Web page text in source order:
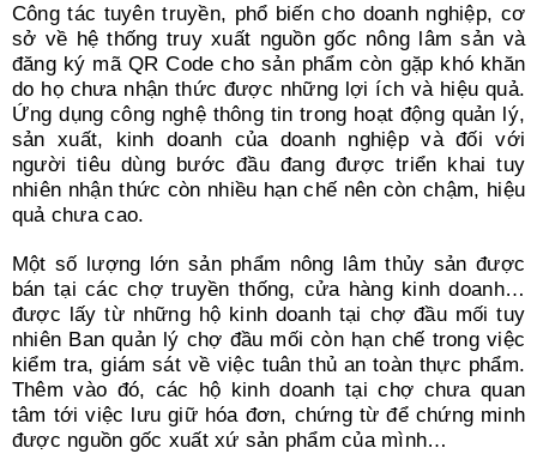
Công tác tuyên truyền, phổ biến cho doanh nghiệp, cơ
sở về hệ thống truy xuất nguồn gốc nông lâm sản và
đăng ký mã QR Code cho sản phẩm còn gặp khó khăn
do họ chưa nhận thức được những lợi ích và hiệu quả.
Ứng dụng công nghệ thông tin trong hoạt động quản lý,
sản xuất, kinh doanh của doanh nghiệp và đối với
người tiêu dùng bước đầu đang được triển khai tuy
nhiên nhận thức còn nhiều hạn chế nên còn chậm, hiệu
quả chưa cao.
Một số lượng lớn sản phẩm nông lâm thủy sản được
bán tại các chợ truyền thống, cửa hàng kinh doanh…
được lấy từ những hộ kinh doanh tại chợ đầu mối tuy
nhiên Ban quản lý chợ đầu mối còn hạn chế trong việc
kiểm tra, giám sát về việc tuân thủ an toàn thực phẩm.
Thêm vào đó, các hộ kinh doanh tại chợ chưa quan
tâm tới việc lưu giữ hóa đơn, chứng từ để chứng minh
được nguồn gốc xuất xứ sản phẩm của mình…